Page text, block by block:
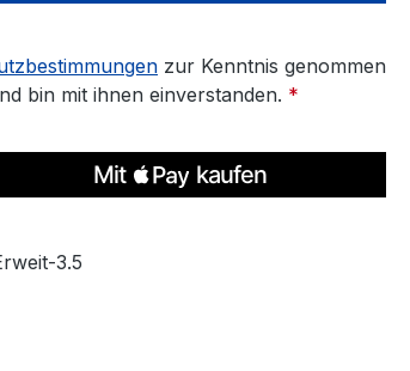
zur Kenntnis genommen
bin mit ihnen einverstanden. *
3.5